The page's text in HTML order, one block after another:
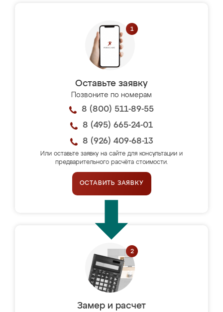
Оставьте заявку
Позвоните по номерам
8 (800) 511-89-55
8 (495) 665-24-01
8 (926) 409-68-13
Или оставьте заявку на сайте для консультации и
предварительного расчёта стоимости.
ОСТАВИТЬ ЗАЯВКУ
Замер и расчет